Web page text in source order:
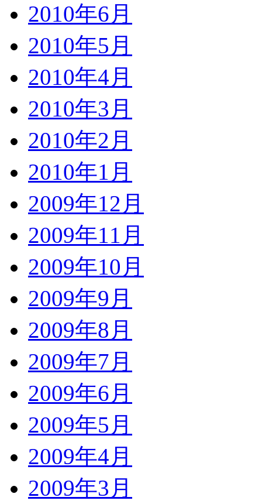
2010年6月
2010年5月
2010年4月
2010年3月
2010年2月
2010年1月
2009年12月
2009年11月
2009年10月
2009年9月
2009年8月
2009年7月
2009年6月
2009年5月
2009年4月
2009年3月